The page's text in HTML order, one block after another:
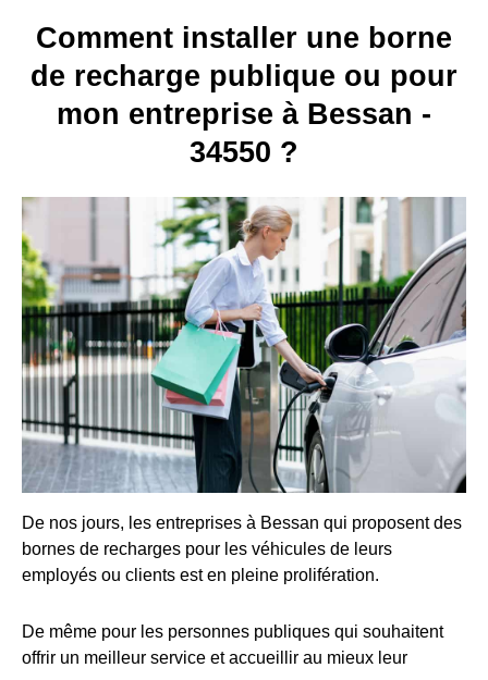
Comment installer une borne
de recharge publique ou pour
mon entreprise à Bessan -
34550 ?
De nos jours, les entreprises à Bessan qui proposent des
bornes de recharges pour les véhicules de leurs
employés ou clients est en pleine prolifération.
De même pour les personnes publiques qui souhaitent
offrir un meilleur service et accueillir au mieux leur